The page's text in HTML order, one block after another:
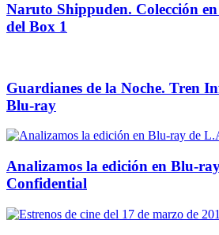
Naruto Shippuden. Colección
del Box 1
Guardianes de la Noche. Tren
Blu-ray
Analizamos la edición en Blu-
Confidential